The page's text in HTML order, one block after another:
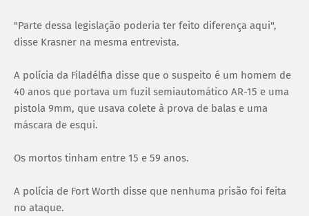
"Parte dessa legislação poderia ter feito diferença aqui",
disse Krasner na mesma entrevista.
A polícia da Filadélfia disse que o suspeito é um homem de
40 anos que portava um fuzil semiautomático AR-15 e uma
pistola 9mm, que usava colete à prova de balas e uma
máscara de esqui.
Os mortos tinham entre 15 e 59 anos.
A polícia de Fort Worth disse que nenhuma prisão foi feita
no ataque.